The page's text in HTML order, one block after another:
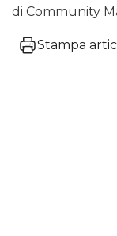
di Community
Stampa